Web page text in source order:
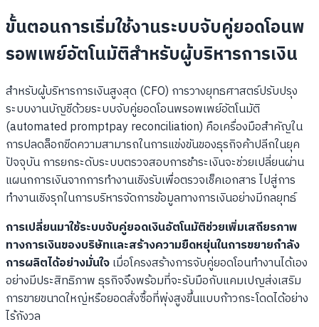
ขั้นตอนการเริ่มใช้งานระบบจับคู่ยอดโอนพ
รอพเพย์อัตโนมัติสำหรับผู้บริหารการเงิน
สำหรับผู้บริหารการเงินสูงสุด (CFO) การวางยุทธศาสตร์ปรับปรุง
ระบบงานบัญชีด้วยระบบจับคู่ยอดโอนพรอพเพย์อัตโนมัติ
(automated promptpay reconciliation) คือเครื่องมือสำคัญใน
การปลดล็อกขีดความสามารถในการแข่งขันของธุรกิจค้าปลีกในยุค
ปัจจุบัน การยกระดับระบบตรวจสอบการชำระเงินจะช่วยเปลี่ยนผ่าน
แผนกการเงินจากการทำงานเชิงรับเพื่อตรวจเช็คเอกสาร ไปสู่การ
ทำงานเชิงรุกในการบริหารจัดการข้อมูลทางการเงินอย่างมีกลยุทธ์
การเปลี่ยนมาใช้ระบบจับคู่ยอดเงินอัตโนมัติช่วยเพิ่มเสถียรภาพ
ทางการเงินของบริษัทและสร้างความยืดหยุ่นในการขยายกำลัง
การผลิตได้อย่างมั่นใจเมื่อโครงสร้างการจับคู่ยอดโอนทำงานได้เอง
อย่างมีประสิทธิภาพ ธุรกิจจึงพร้อมที่จะรับมือกับแคมเปญส่งเสริม
การขายขนาดใหญ่หรือยอดสั่งซื้อที่พุ่งสูงขึ้นแบบก้าวกระโดดได้อย่าง
ไร้กังวล